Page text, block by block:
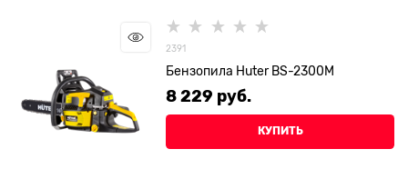
2391
Бензопила Huter BS-2300М
8 229 руб.
КУПИТЬ